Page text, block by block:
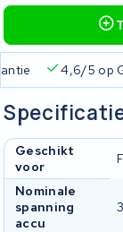
4,6/5 op
Geschikt
voor
Nominale
spanning
accu